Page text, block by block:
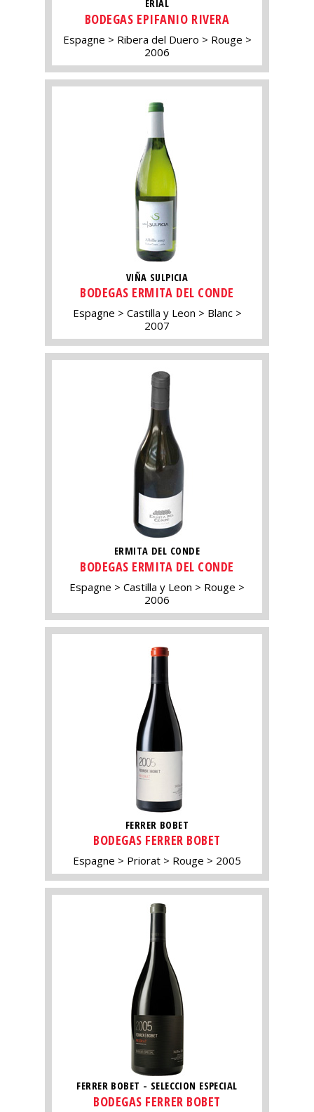
ERIAL
BODEGAS EPIFANIO RIVERA
Espagne Ribera del Duero
Rouge
2006
VIÑA SULPICIA
BODEGAS ERMITA DEL CONDE
Espagne Castilla y Leon
Blanc
2007
ERMITA DEL CONDE
BODEGAS ERMITA DEL CONDE
Espagne Castilla y Leon
Rouge
2006
FERRER BOBET
BODEGAS FERRER BOBET
Espagne Priorat Rouge 2005
FERRER BOBET - SELECCION ESPECIAL
BODEGAS FERRER BOBET